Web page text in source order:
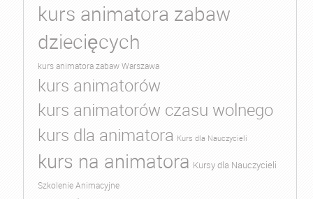
kurs animatora zabaw
dziecięcych
kurs animatora zabaw Warszawa
kurs animatorów
kurs animatorów czasu wolnego
kurs dla animatora Kurs dla Nauczycieli
kurs na animatora Kursy dla Nauczycieli
Szkolenie Animacyjne